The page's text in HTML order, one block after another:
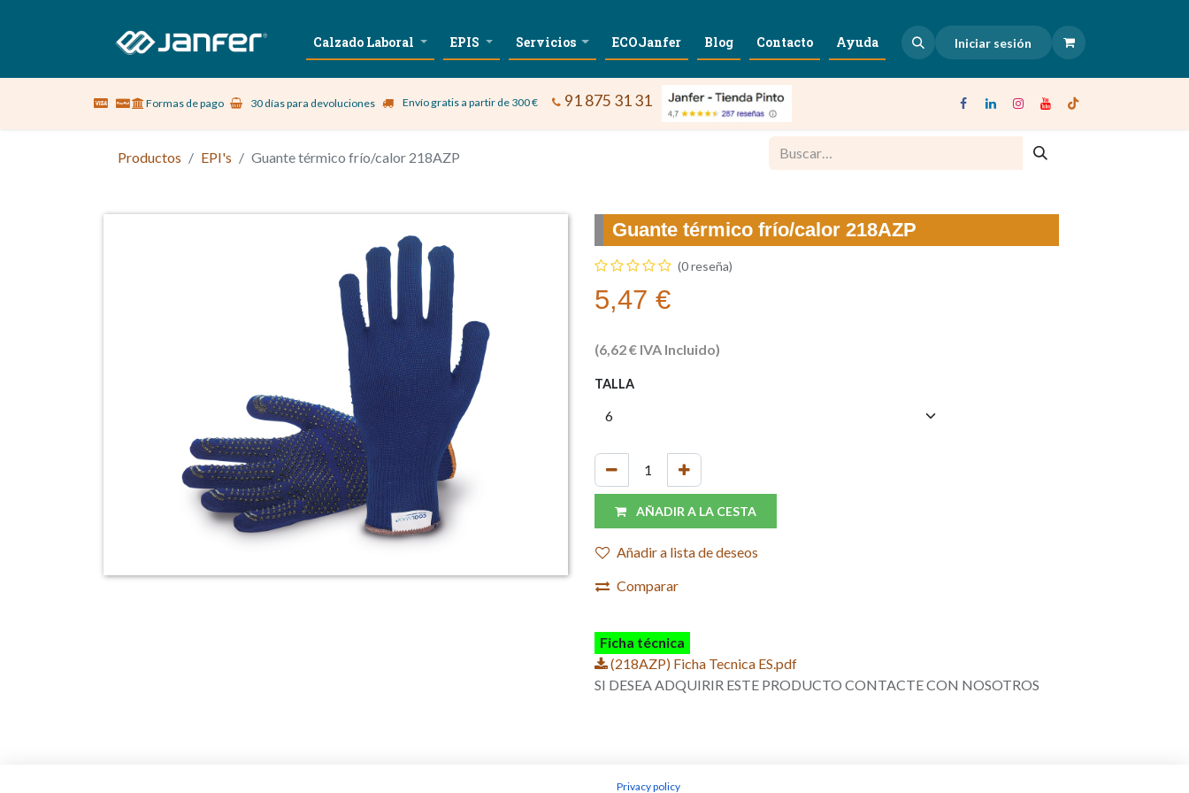
Sobre nosotros Vestuario Laboral Calzado Laboral EPIS Servicios ECOJanfer Blog Contacto Ayuda Iniciar sesión
Formas de pago 30 días para devoluciones Envío gratis a partir de 300 € 91 875 31 31
Productos EPI's Guante térmico frío/calor 218AZP
Guante térmico frío/calor 218AZP
(0 reseña)
5,47 €
(6,62€ IVA Incluido)
TALLA
AÑADIR A LA CESTA
Añadir a lista de deseos
Comparar
Ficha técnica
(218AZP) Ficha Tecnica ES.pdf
SI DESEA ADQUIRIR ESTE PRODUCTO CONTACTE CON NOSOTROS
Privacy policy